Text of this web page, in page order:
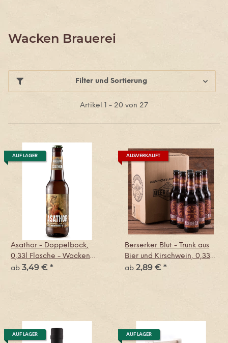
Wacken Brauerei
Filter und Sortierung
Artikel 1 - 20 von 27
AUF LAGER
Asathor - Doppelbock,
0,33l Flasche - Wacken
Brauerei
ab 3,49 € *
AUSVERKAUFT
Berserker Blut - Trunk aus
Bier und Kirschwein, 0,33l
Flasche - Wacken Brauerei
ab 2,89 € *
AUF LAGER AUF LAGER